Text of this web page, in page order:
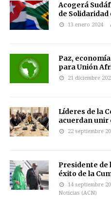
Acogerá
de Solidaridad
13 enero 2024
Paz,
para Unión
21 diciembre
Líderes de la
acuerdan unir
22 septiembre
Presidente de
éxito de la
14 septiembre
Noticias (ACN)